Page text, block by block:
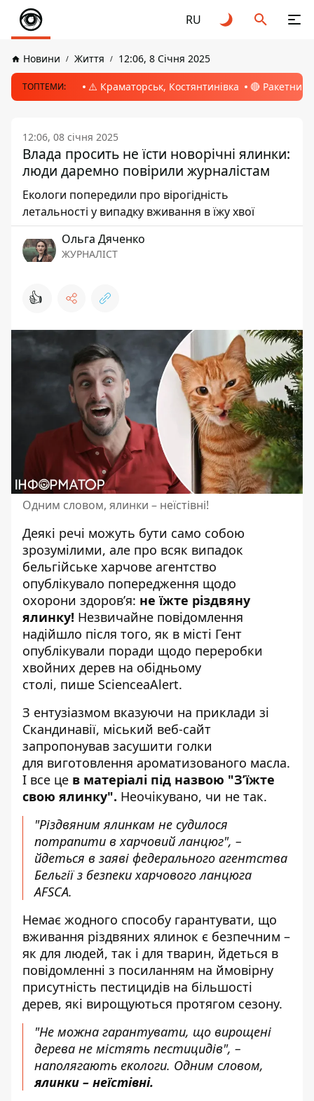
RU
Новини Життя 12:06, 8 Січня 2025
ТОПТЕМИ: ⚠️ Краматорськ, Костянтинівка 🔴 Ракетний
12:06, 08 січня 2025
Влада просить не їсти новорічні ялинки:
люди даремно повірили журналістам
Екологи попередили про вірогідність
летальності у випадку вживання в їжу хвої
Ольга Дяченко
ЖУРНАЛІСТ
👍
Одним словом, ялинки – неїстівні!
Деякі речі можуть бути само собою
зрозумілими, але про всяк випадок
бельгійське харчове агентство
опублікувало попередження щодо
охорони здоров’я: не їжте різдвяну
ялинку! Незвичайне повідомлення
надійшло після того, як в місті Гент
опублікували поради щодо переробки
хвойних дерев на обідньому
столі, пише ScienceaAlert.
З ентузіазмом вказуючи на приклади зі
Скандинавії, міський веб-сайт
запропонував засушити голки
для виготовлення ароматизованого масла.
І все це в матеріалі під назвою "З’їжте
свою ялинку". Неочікувано, чи не так.
"Різдвяним ялинкам не судилося
потрапити в харчовий ланцюг", –
йдеться в заяві федерального агентства
Бельгії з безпеки харчового ланцюга
AFSCA.
Немає жодного способу гарантувати, що
вживання різдвяних ялинок є безпечним –
як для людей, так і для тварин, йдеться в
повідомленні з посиланням на ймовірну
присутність пестицидів на більшості
дерев, які вирощуються протягом сезону.
"Не можна гарантувати, що вирощені
дерева не містять пестицидів", –
наполягають екологи. Одним словом,
ялинки – неїстівні.